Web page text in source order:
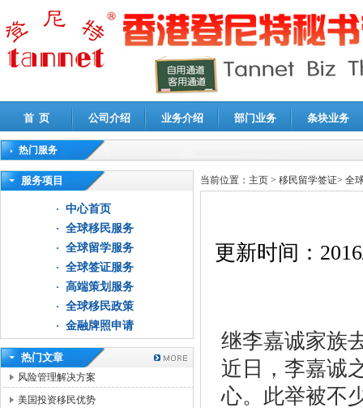
首 页 公司介绍 业务介绍 部门业务 条块业务
热门服务
高新技术企业认定审计|企业所得税汇算清缴申报鉴证
服务项目
中心首页
全球移民服务
全球留学服务
全球签证服务
高端策划服务
全球移民政策
金融牌照申请
热门文章
风险管理解决方案
美国投资移民优势
当前位置： 主页 > 移民留学签证> 全
更新时间：
继李嘉诚家族
近日，李嘉诚
心。此举被不